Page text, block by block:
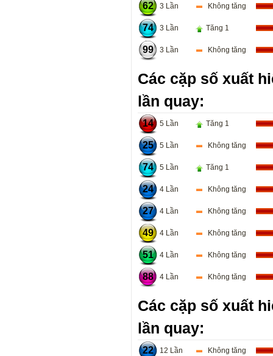
62 3 Lần Không tăng
74 3 Lần Tăng 1
99 3 Lần Không tăng
Các cặp số xuất
lần quay:
14 5 Lần Tăng 1
25 5 Lần Không tăng
74 5 Lần Tăng 1
24 4 Lần Không tăng
27 4 Lần Không tăng
49 4 Lần Không tăng
51 4 Lần Không tăng
88 4 Lần Không tăng
Các cặp số xuất
lần quay:
22 12 Lần Không tăng